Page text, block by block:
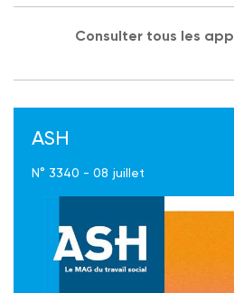
Consulter tous les
ASH
N° 3340 - 08 juillet